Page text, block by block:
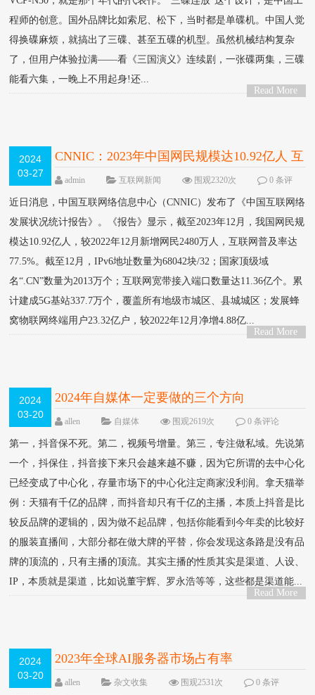
程师的创意。国外品牌比如索尼、松下，当时都是单碟机。中国人觉
得换碟麻烦，就搞出了三碟、甚至五碟的机型。虽然机械结构复杂
了，但用户体验拉满——看《三国演义》连续剧，一张碟两集，三碟
能看六集，一晚上不用起身!还...
Read More
2024
03-27
CNNIC：2023年中国网民规模达10.92亿人 互
联网普及率77.5%
admin 互联网新闻 围观2320次
0 条评
近日消息，中国互联网络信息中心（CNNIC）发布了《中国互联网络
发展状况统计报告》。《报告》显示，截至2023年12月，我国网民规
模达10.92亿人，较2022年12月新增网民2480万人，互联网普及率达
77.5%。截至12月，IPv6地址数量为68042块/32；国家顶级域
名“.CN”数量为2013万个；互联网宽带接入端口数量达11.36亿个。累
计建成5G基站337.7万个，覆盖所有地级市城区、县城城区；发展蜂
窝物联网终端用户23.32亿户，较2022年12月净增4.88亿...
Read More
2024
03-20
2024年自媒体一定要做的三个方向
allen 自媒体 围观2619次 0 条评论
第一，抖音保不死。第二，视频号增量。第三，专注做私域。先说第
一个，抖保住，抖音接下来只会越来越不赚，因为它所谓的去中心化
已经变成了中心化，存量市场下的中心化注定商家没利润。拿天猫举
例：天猫有千亿的品牌，而抖音却只有千亿的主播，本质上抖音是比
较反品牌的逻辑的，因为做不起品牌，包括你能看到今年卖的比较好
的服装直播间，大部分都在做大牌的平替，你会发现这条路是没有品
牌的顶流的，只有主播的顶流。其实主播的性质其实是渠道、人设、
IP，本质就是渠道，比如说董宇辉、罗永浩等等，这些都是渠道能...
Read More
2024
03-20
2023年全球AI服务器市场占有率
allen 杂文收集 围观2531次
0 条评